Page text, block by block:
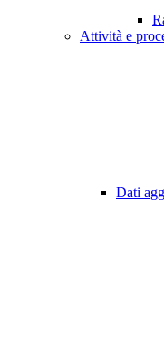
Attività e
Dati